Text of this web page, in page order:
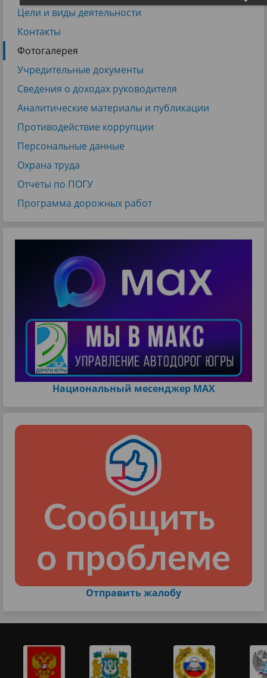
Цели и виды деятельности
Контакты
Фотогалерея
Учредительные документы
Сведения о доходах руководителя
Аналитические материалы и публикации
Противодействие коррупции
Персональные данные
Охрана труда
Отчеты по ПОГУ
Программа дорожных работ
Национальный месенджер МАХ
Отправить жалобу